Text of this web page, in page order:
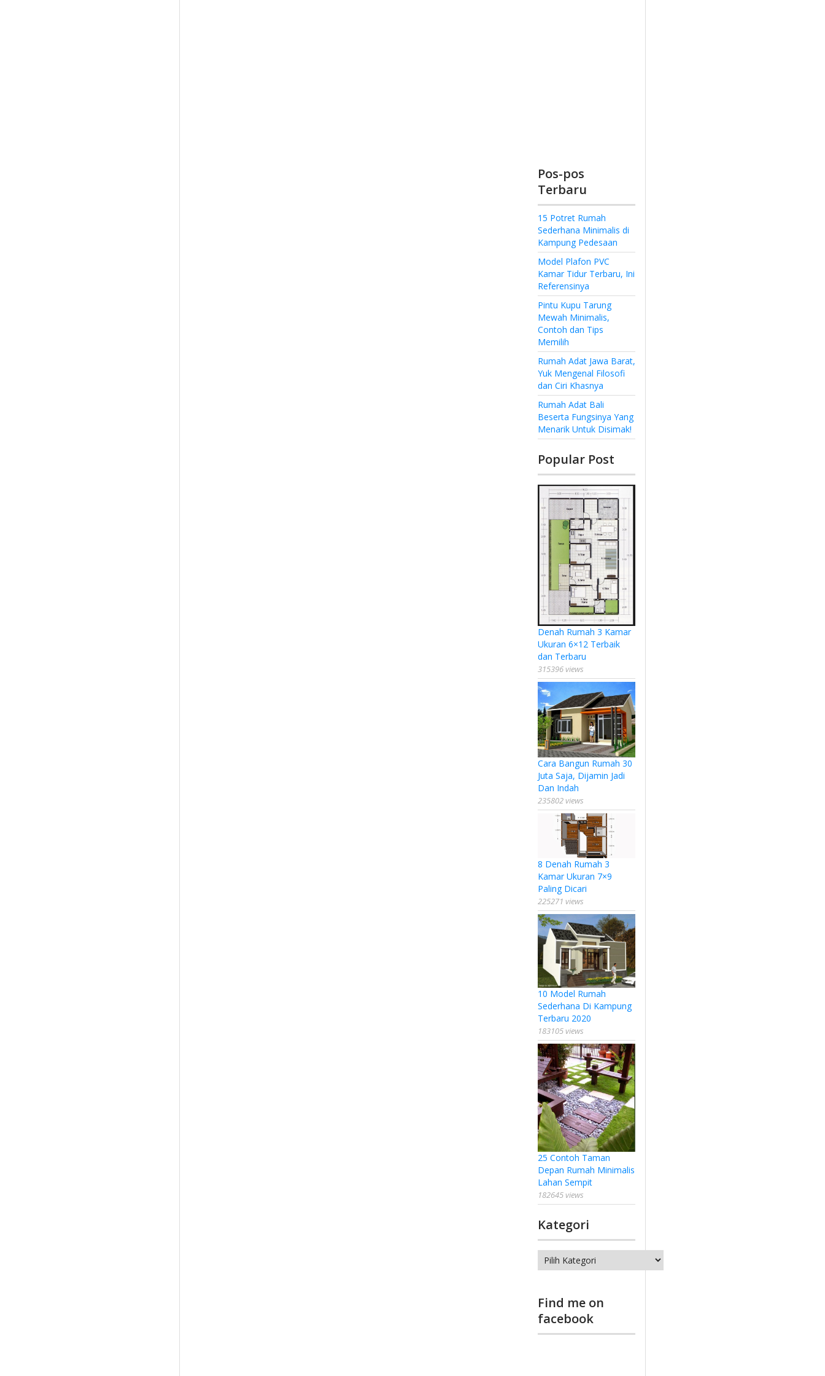
Pos-pos
Terbaru
15 Potret Rumah
Sederhana Minimalis di
Kampung Pedesaan
Model Plafon PVC
Kamar Tidur Terbaru, Ini
Referensinya
Pintu Kupu Tarung
Mewah Minimalis,
Contoh dan Tips
Memilih
Rumah Adat Jawa Barat,
Yuk Mengenal Filosofi
dan Ciri Khasnya
Rumah Adat Bali
Beserta Fungsinya Yang
Menarik Untuk Disimak!
Popular Post
Denah Rumah 3 Kamar
Ukuran 6×12 Terbaik
dan Terbaru
315396 views
Cara Bangun Rumah 30
Juta Saja, Dijamin Jadi
Dan Indah
235802 views
8 Denah Rumah 3
Kamar Ukuran 7×9
Paling Dicari
225271 views
10 Model Rumah
Sederhana Di Kampung
Terbaru 2020
183105 views
25 Contoh Taman
Depan Rumah Minimalis
Lahan Sempit
182645 views
Kategori
Kategori
Find me on
facebook